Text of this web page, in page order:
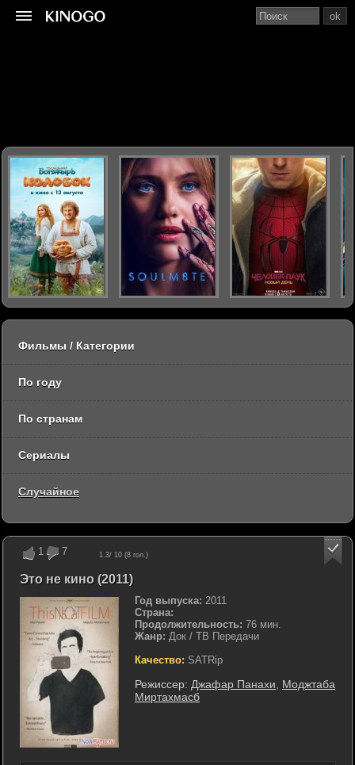
1 7 1.3/ 10 (8 гол.)
Это не кино (2011)
Год выпуска: 2011
Страна:
Продолжительность: 76 мин.
Жанр: Док / ТВ Передачи
Качество: SATRip
Режиссер: Джафар Панахи
Моджтаба
Миртахмасб
ok
Фильмы / Категории
По году
По странам
Сериалы
Случайное